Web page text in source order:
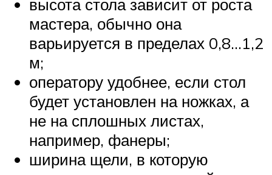
высота стола зависит от роста
мастера, обычно она
варьируется в пределах 0,8…1,2
м;
оператору удобнее, если стол
будет установлен на ножках, а
не на сплошных листах,
например, фанеры;
ширина щели, в которую